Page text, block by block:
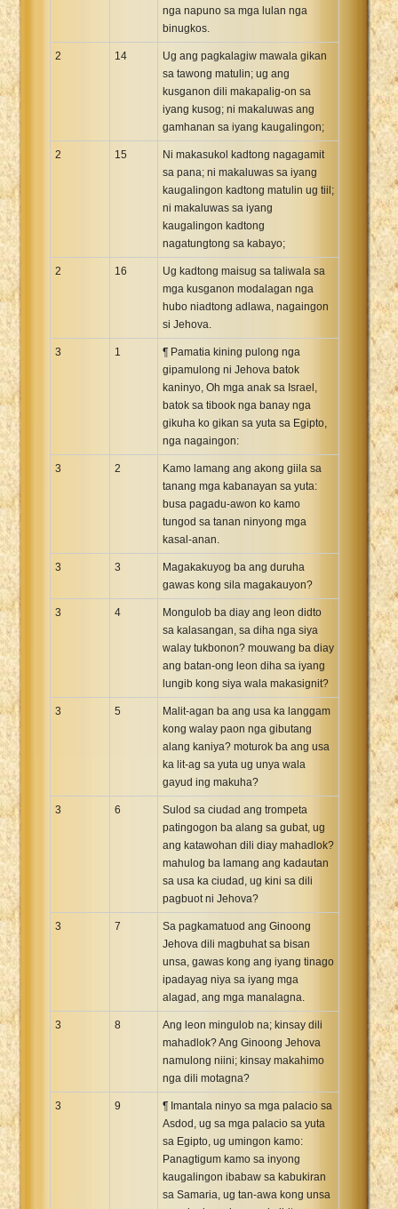
nga napuno sa mga lulan nga
binugkos.
2 14
Ug ang pagkalagiw mawala gikan
sa tawong matulin; ug ang
kusganon dili makapalig-on sa
iyang kusog; ni makaluwas ang
gamhanan sa iyang kaugalingon;
2 15
Ni makasukol kadtong nagagamit
sa pana; ni makaluwas sa iyang
kaugalingon kadtong matulin ug tiil;
ni makaluwas sa iyang
kaugalingon kadtong
nagatungtong sa kabayo;
2 16
Ug kadtong maisug sa taliwala sa
mga kusganon modalagan nga
hubo niadtong adlawa, nagaingon
si Jehova.
3 1
¶ Pamatia kining pulong nga
gipamulong ni Jehova batok
kaninyo, Oh mga anak sa Israel,
batok sa tibook nga banay nga
gikuha ko gikan sa yuta sa Egipto,
nga nagaingon:
3 2
Kamo lamang ang akong giila sa
tanang mga kabanayan sa yuta:
busa pagadu-awon ko kamo
tungod sa tanan ninyong mga
kasal-anan.
3 3
Magakakuyog ba ang duruha
gawas kong sila magakauyon?
3 4
Mongulob ba diay ang leon didto
sa kalasangan, sa diha nga siya
walay tukbonon? mouwang ba diay
ang batan-ong leon diha sa iyang
lungib kong siya wala makasignit?
3 5
Malit-agan ba ang usa ka langgam
kong walay paon nga gibutang
alang kaniya? moturok ba ang usa
ka lit-ag sa yuta ug unya wala
gayud ing makuha?
3 6
Sulod sa ciudad ang trompeta
patingogon ba alang sa gubat, ug
ang katawohan dili diay mahadlok?
mahulog ba lamang ang kadautan
sa usa ka ciudad, ug kini sa dili
pagbuot ni Jehova?
3 7
Sa pagkamatuod ang Ginoong
Jehova dili magbuhat sa bisan
unsa, gawas kong ang iyang tinago
ipadayag niya sa iyang mga
alagad, ang mga manalagna.
3 8
Ang leon mingulob na; kinsay dili
mahadlok? Ang Ginoong Jehova
namulong niini; kinsay makahimo
nga dili motagna?
3 9
¶ Imantala ninyo sa mga palacio sa
Asdod, ug sa mga palacio sa yuta
sa Egipto, ug umingon kamo:
Panagtigum kamo sa inyong
kaugalingon ibabaw sa kabukiran
sa Samaria, ug tan-awa kong unsa